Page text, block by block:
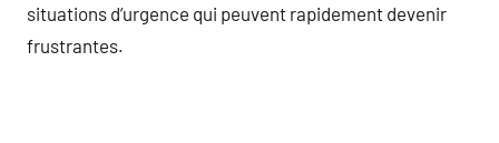
situations d’urgence qui peuvent rapidement devenir
frustrantes.